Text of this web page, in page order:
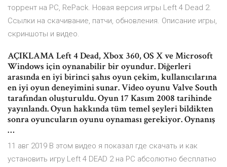
торрент на PC, RePack. Новая версия игры Left 4 Dead 2.
Ссылки на скачивание, патчи, обновления. Описание игры,
скриншоты и видео.
AÇIKLAMA Left 4 Dead, Xbox 360, OS X ve Microsoft
Windows için oynanabilir bir oyundur. Diğerleri
arasında en iyi birinci şahıs oyun çekim, kullanıcılarına
en iyi oyun deneyimini sunar. Video oyunu Valve South
tarafından oluşturuldu. Oyun 17 Kasım 2008 tarihinde
yayınlandı. Oyun hakkında tüm temel şeyleri bildikten
sonra oyuncuların oyunu oynaması gerekiyor. Oynanış
…
11 авг 2019 В этом видео я показал где скачать и как
установить игру Left 4 DEAD 2 на PC абсолютно бесплатно